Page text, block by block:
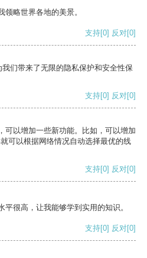
略世界各地的美景。
支持[0] 反对[0]
们带来了无限的隐私保护和安全性保
支持[0] 反对[0]
可以增加一些新功能。比如，可以增加
可以根据网络情况自动选择最优的线
支持[0] 反对[0]
很高，让我能够学到实用的知识。
支持[0] 反对[0]